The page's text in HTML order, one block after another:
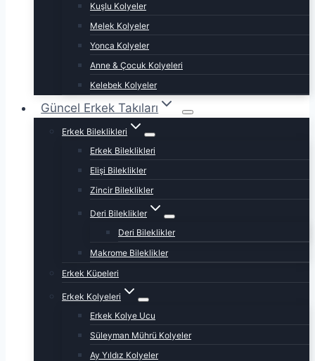
Kuşlu Kolyeler
Melek Kolyeler
Yonca Kolyeler
Anne & Çocuk Kolyeleri
Kelebek Kolyeler
Güncel Erkek Takıları
Erkek Bileklikleri
Erkek Bileklikleri
Elişi Bileklikler
Zincir Bileklikler
Deri Bileklikler
Deri Bileklikler
Makrome Bileklikler
Erkek Küpeleri
Erkek Kolyeleri
Erkek Kolye Ucu
Süleyman Mührü Kolyeler
Ay Yıldız Kolyeler